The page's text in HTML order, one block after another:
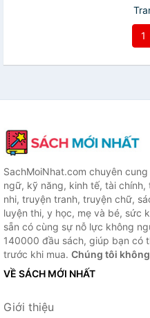
1
SachMoiNhat.com chuyên
ngữ, kỹ năng, kinh tế, tài
nhi, truyện tranh, truyện chữ,
luyện thi, y học, mẹ và bé, sức
sẵn có cùng sự nỗ lực không
140000 đầu sách, giúp bạn có
trước khi mua. Chúng tôi
VỀ SÁCH MỚI NHẤT
Giới thiệu